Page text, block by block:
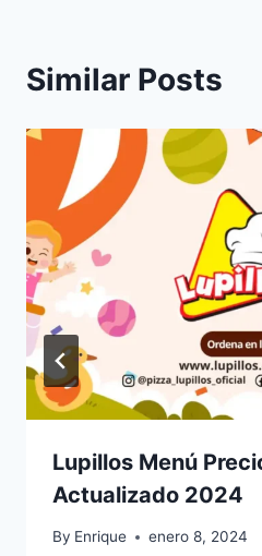
Similar Posts
Lupillos Menú
Actualizado 2024
By Enrique enero 8, 2024